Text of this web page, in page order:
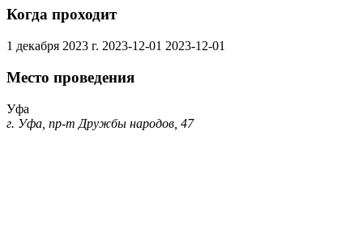
Когда проходит
1 декабря 2023 г. 2023-12-01 2023-12-01
Место проведения
Уфа
г. Уфа, пр-т Дружбы народов, 47